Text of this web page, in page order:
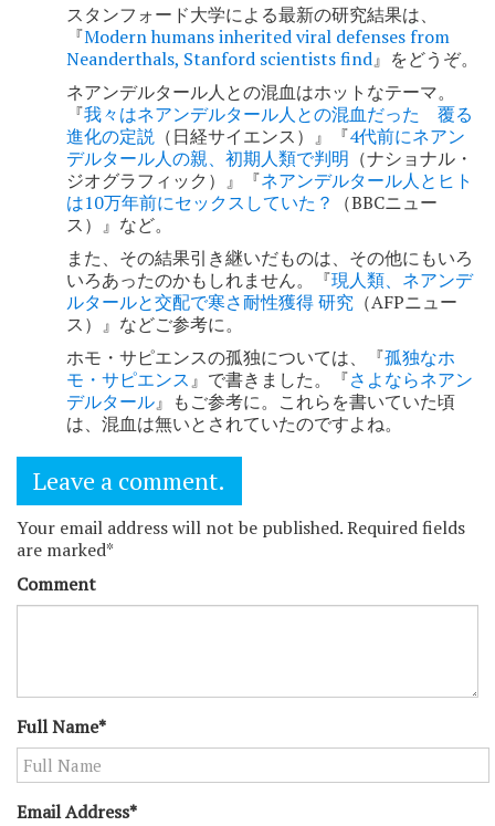
スタンフォード大学による最新の研究結果は、
『Modern humans inherited viral defenses from
Neanderthals, Stanford scientists find』をどうぞ。
ネアンデルタール人との混血はホットなテーマ。
『我々はネアンデルタール人との混血だった 覆る
進化の定説 （日経サイエンス）』『4代前にネアン
デルタール人の親、初期人類で判明 （ナショナル・
ジオグラフィック）』『ネアンデルタール人とヒト
は10万年前にセックスしていた？
（BBCニュー
ス）』など。
また、その結果引き継いだものは、その他にもいろ
いろあったのかもしれません。『現人類、ネアンデ
ルタールと交配で寒さ耐性獲得 研究 （AFPニュー
ス）』などご参考に。
ホモ・サピエンスの孤独については、『孤独なホ
モ・サピエンス』で書きました。『さよならネアン
デルタール』もご参考に。これらを書いていた頃
は、混血は無いとされていたのですよね。
Leave a comment.
Your email address will not be published. Required fields
are marked*
Comment
Full Name*
Email Address*